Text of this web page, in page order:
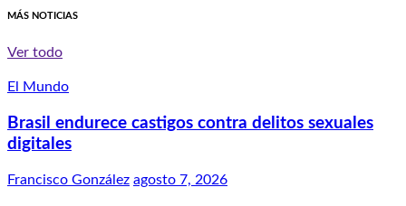
MÁS NOTICIAS
Ver todo
El Mundo
Brasil endurece castigos contra delitos sexuales
digitales
Francisco González agosto 7, 2026